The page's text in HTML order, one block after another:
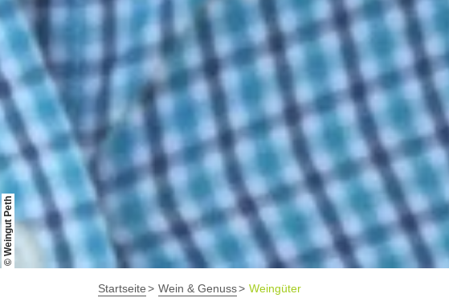
© Weingut Peth
Startseite Wein & Genuss Weingüter